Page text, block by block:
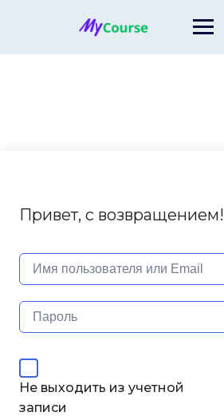
Привет, с возвращением!
Не выходить из учетной
записи